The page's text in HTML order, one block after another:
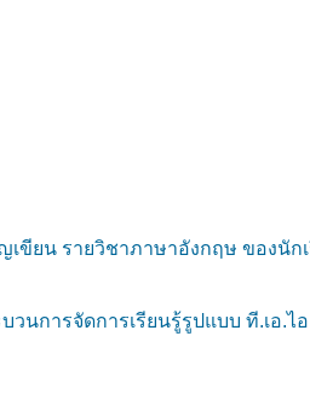
ขียน รายวิชาภาษาอังกฤษ ของนัก
การจัดการเรียนรู้รูปแบบ ที.เอ.ไอ